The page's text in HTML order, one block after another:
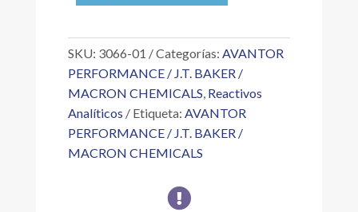
DE
MONOH.
500
G
cantidad
SKU: 3066-01 Categorías: AVANTOR
PERFORMANCE / J.T. BAKER /
MACRON CHEMICALS, Reactivos
Analíticos
Etiqueta: AVANTOR
PERFORMANCE / J.T. BAKER /
MACRON CHEMICALS
